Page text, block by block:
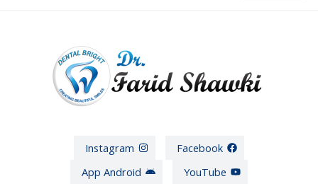
Facebook
Instagram
YouTube
App Android